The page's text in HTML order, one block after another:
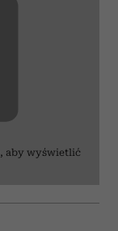
, aby wyświetlić